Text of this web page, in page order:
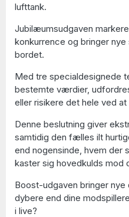
lufttank.
Jubilæumsudgaven
konkurrence og bringer
bordet.
Med tre specialdesignede
bestemte værdier,
eller risikere det hele ved
Denne beslutning giver
samtidig den fælles ilt
end nogensinde, hvem der
kaster sig hovedkulds mod
Boost-udgaven bringer
dybere end dine
i live?